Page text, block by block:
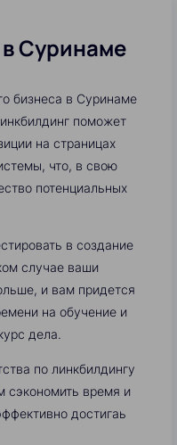
Суринаме
бизнеса в Суринаме
поможет
на страницах
что, в свою
потенциальных
в создание
случае ваши
и вам придется
на обучение и
дела.
по линкбилдингу
сэкономить время и
достигаь